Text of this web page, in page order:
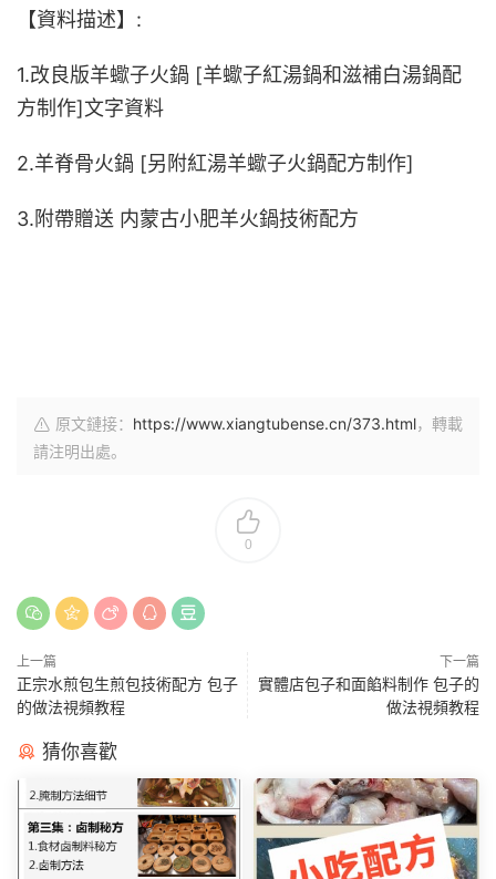
【資料描述】:
1.改良版羊蠍子火鍋 [羊蠍子紅湯鍋和滋補白湯鍋配
方制作]文字資料
2.羊脊骨火鍋 [另附紅湯羊蠍子火鍋配方制作]
3.附帶贈送 内蒙古小肥羊火鍋技術配方
原文鏈接： https://www.xiangtubense.cn/373.html，轉載
請注明出處。
0
上一篇
正宗水煎包生煎包技術配方 包子
的做法視頻教程
下一篇
實體店包子和面餡料制作 包子的
做法視頻教程
猜你喜歡